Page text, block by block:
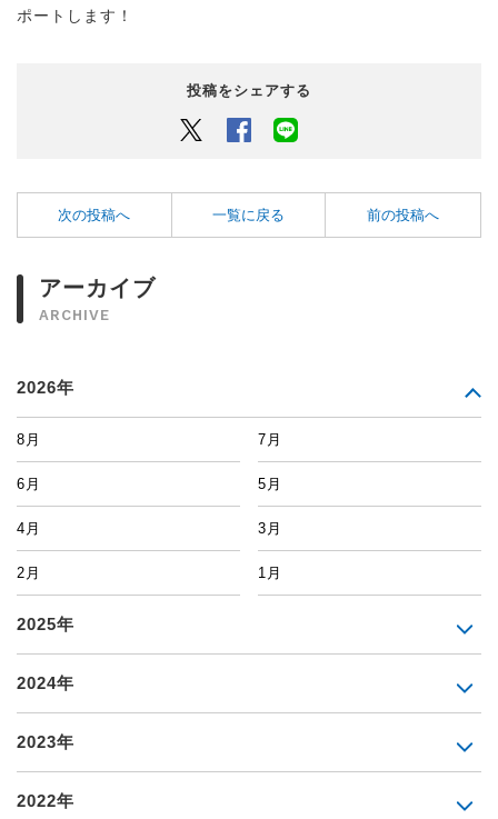
ポートします！
投稿をシェアする
Twitter Facebook
次の投稿へ 一覧に戻る 前の投稿へ
アーカイブ
ARCHIVE
2026年
8月 7月
6月 5月
4月 3月
2月 1月
2025年
2024年
2023年
2022年